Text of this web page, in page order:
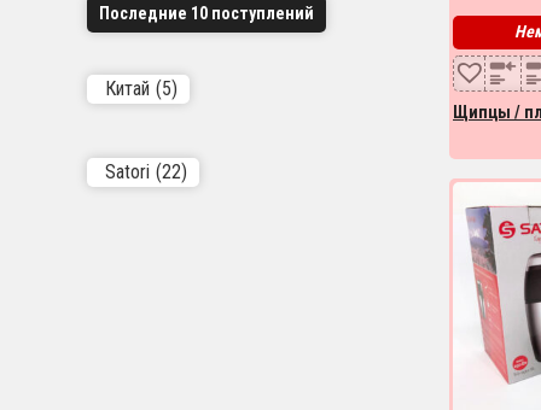
Щипцы /
Последние 10 поступлений
Китай (5)
Satori (22)